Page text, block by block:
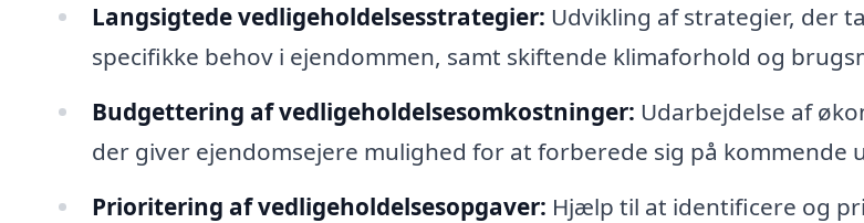
Langsigtede vedligeholdelsesstrategier: Udvikling af strategier, der
specifikke behov i ejendommen, samt skiftende klimaforhold og
Budgettering af vedligeholdelsesomkostninger: Udarbejdelse af
der giver ejendomsejere mulighed for at forberede sig på kommende
Prioritering af vedligeholdelsesopgaver: Hjælp til at identificere og